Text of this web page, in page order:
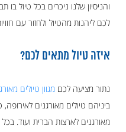
והניסיון שלנו ניכרים בכל טיול
לכם ליהנות מהטיול ולחזור עם
איזה טיול מתאים לכם?
נתור מציעה לכם מגוון טיולים
ביניהם טיולים מאורגנים
מאורגנים לארצות הברית ועוד. בכל